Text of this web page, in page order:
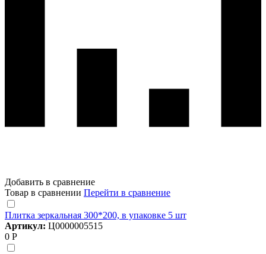
Добавить в сравнение
Товар в сравнении Перейти в сравнение
Плитка зеркальная 300*200, в упаковке 5 шт
Артикул: Ц0000005515
0 Р